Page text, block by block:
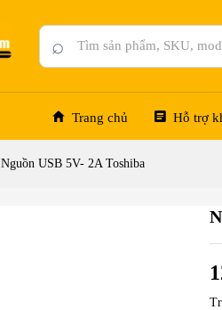
⌕
Trang chủ Hỗ trợ
Nguồn USB 5V- 2A Toshiba